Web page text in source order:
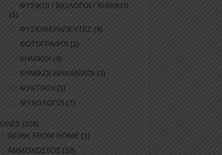
ΦΥΣΙΚΟΙ / ΒΙΟΛΟΓΟΙ / ΧΗΜΙΚΟΙ
(1)
ΦΥΣΙΟΘΕΡΑΠΕΥΤΕΣ (4)
ΦΩΤΟΓΡΑΦΟΙ (1)
ΧΗΜΙΚΟΙ (4)
ΧΗΜΙΚΟΙ ΜΗΧΑΝΙΚΟΙ (3)
ΨΥΚΤΙΚΟΙ (1)
ΨΥΧΟΛΟΓΟΙ (7)
ΟΛΕΣ (228)
WORK FROM HOME (1)
ΑΜΜΟΧΩΣΤΟΣ (10)